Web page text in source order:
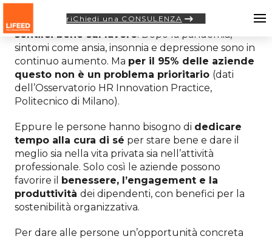
riChiedi una CONSULENZA
Oggi
una persona su 10 dichiara di
sentirsi bene sul lavoro. Dopo la pandemia,
sintomi come ansia, insonnia e depressione sono in
continuo aumento. Ma per il 95% delle aziende
questo non è un problema prioritario (dati
dell’Osservatorio HR Innovation Practice,
Politecnico di Milano).
Eppure le persone hanno bisogno di dedicare
tempo alla cura di sé per stare bene e dare il
meglio sia nella vita privata sia nell’attività
professionale. Solo così le aziende possono
favorire il benessere, l’engagement e la
produttività dei dipendenti, con benefici per la
sostenibilità organizzativa.
Per dare alle persone un’opportunità concreta